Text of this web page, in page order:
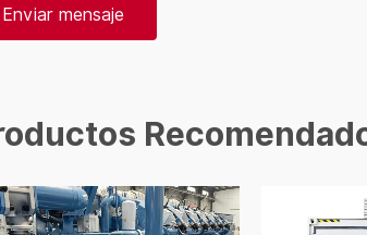
Enviar mensaje